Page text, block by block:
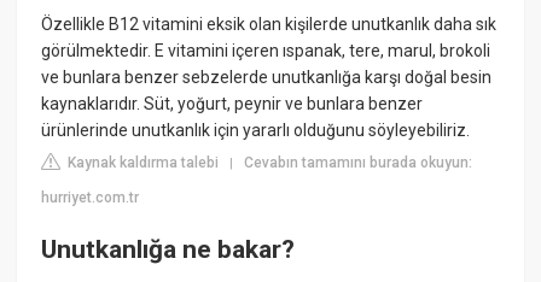
Özellikle B12 vitamini eksik olan kişilerde unutkanlık daha sık
görülmektedir. E vitamini içeren ıspanak, tere, marul, brokoli
ve bunlara benzer sebzelerde unutkanlığa karşı doğal besin
kaynaklarıdır. Süt, yoğurt, peynir ve bunlara benzer
ürünlerinde unutkanlık için yararlı olduğunu söyleyebiliriz.
Kaynak kaldırma talebi |Cevabın tamamını burada okuyun:
hurriyet.com.tr
Unutkanlığa ne bakar?